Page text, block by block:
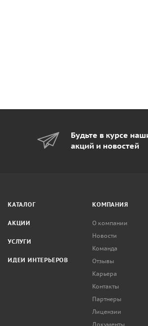
Будьте в курсе
акций и новостей
КАТАЛОГ
АКЦИИ
УСЛУГИ
ИДЕИ ИНТЕРЬЕРОВ
КОМПАНИЯ
О компании
Новости
Команда
Отзывы
Карьера
Контакты
Партнеры
Лицензии
Документы